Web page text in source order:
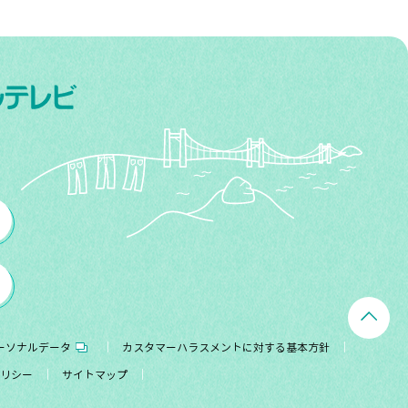
ソナルデータ
カスタマーハラスメントに対する基本方針
シー
サイトマップ